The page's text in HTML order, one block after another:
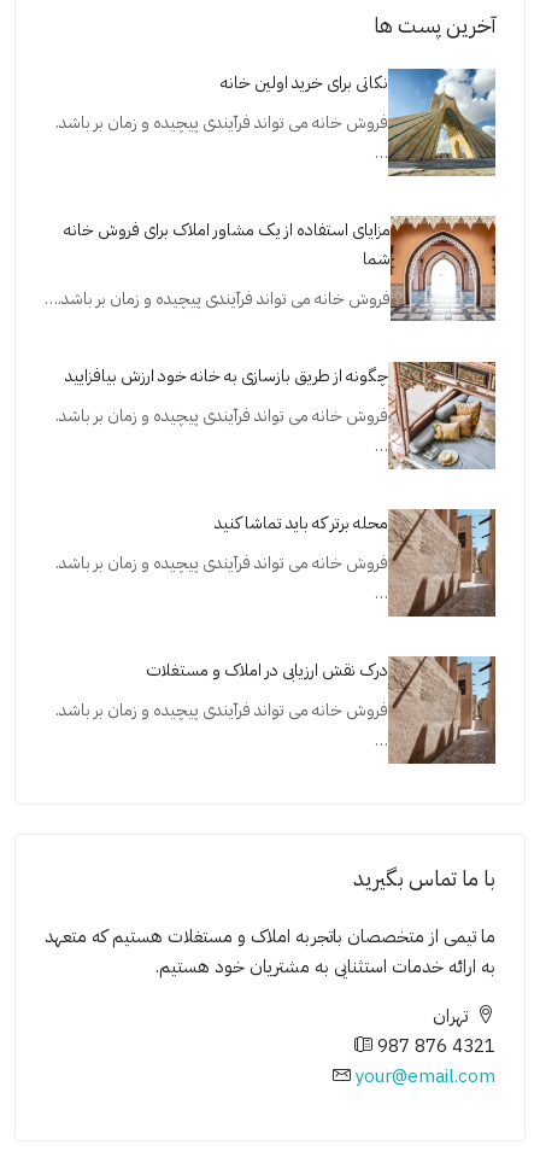
آخرین پست ها
نکاتی برای خرید اولین خانه
فروش خانه می تواند فرآیندی پیچیده و زمان بر باشد.
…
مزایای استفاده از یک مشاور املاک برای فروش خانه
شما
فروش خانه می تواند فرآیندی پیچیده و زمان بر باشد.…
چگونه از طریق بازسازی به خانه خود ارزش بیافزایید
فروش خانه می تواند فرآیندی پیچیده و زمان بر باشد.
…
محله برتر که باید تماشا کنید
فروش خانه می تواند فرآیندی پیچیده و زمان بر باشد.
…
درک نقش ارزیابی در املاک و مستغلات
فروش خانه می تواند فرآیندی پیچیده و زمان بر باشد.
…
با ما تماس بگیرید
ما تیمی از متخصصان باتجربه املاک و مستغلات هستیم که متعهد
به ارائه خدمات استثنایی به مشتریان خود هستیم.
تهران
987 876 4321
your@email.com